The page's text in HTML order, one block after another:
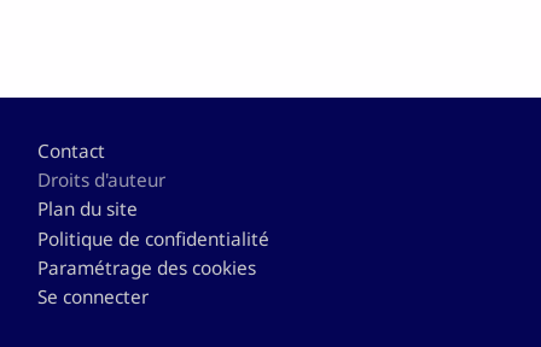
Pied de page
Contact
Droits d'auteur
Plan du site
Politique de confidentialité
Paramétrage des cookies
Se connecter